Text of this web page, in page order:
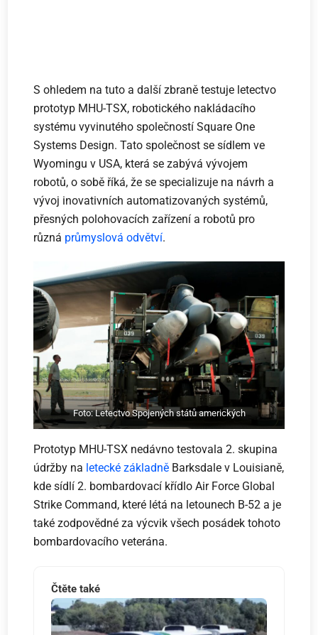
S ohledem na tuto a další zbraně testuje letectvo
prototyp MHU-TSX, robotického nakládacího
systému vyvinutého společností Square One
Systems Design. Tato společnost se sídlem ve
Wyomingu v USA, která se zabývá vývojem
robotů, o sobě říká, že se specializuje na návrh a
vývoj inovativních automatizovaných systémů,
přesných polohovacích zařízení a robotů pro
různá průmyslová odvětví.
Foto: Letectvo Spojených států amerických
Prototyp MHU-TSX nedávno testovala 2. skupina
údržby na letecké základně Barksdale v Louisianě,
kde sídlí 2. bombardovací křídlo Air Force Global
Strike Command, které létá na letounech B-52 a je
také zodpovědné za výcvik všech posádek tohoto
bombardovacího veterána.
Čtěte také